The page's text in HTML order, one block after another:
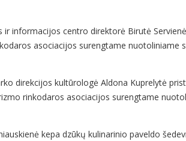
ir informacijos centro direktorė Birutė
asociacijos surengtame nuotoliniame
direkcijos kultūrologė Aldona Kuprelytė
rinkodaros asociacijos surengtame
kepa dzūkų kulinarinio paveldo